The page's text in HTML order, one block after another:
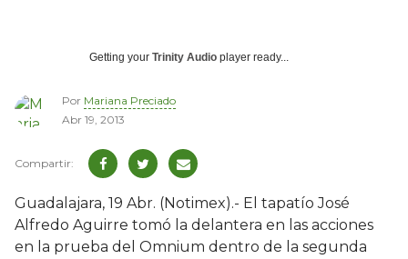
Getting your Trinity Audio player ready...
Por Mariana Preciado
Abr 19, 2013
Guadalajara, 19 Abr. (Notimex).- El tapatío José
Alfredo Aguirre tomó la delantera en las acciones
en la prueba del Omnium dentro de la segunda